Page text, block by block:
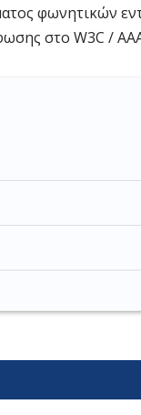
φωνητικών
στο W3C /